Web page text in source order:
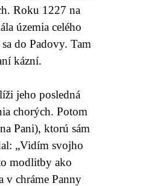
Roku 1227 na
územia celého
do Padovy. Tam
kázní.
jeho posledná
chorých. Potom
Pani), ktorú sám
„Vidím svojho
modlitby ako
v chráme Panny